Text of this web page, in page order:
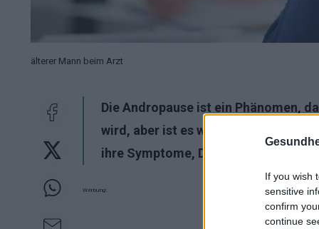
If you wish
sensitive
confirm
continue
älterer Mann beim Arzt
Die Andropause ist ein Phänomen,
wird, aber ist es wirklich dasselbe?
ihre Symptome, Diagnose und
Werbung: